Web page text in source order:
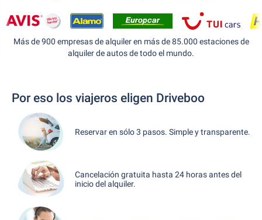
Más de 900 empresas de alquiler en más de 85.000 estaciones de
alquiler de autos de todo el mundo.
Por eso los viajeros eligen Driveboo
Reservar en sólo 3 pasos. Simple y transparente.
Cancelación gratuita hasta 24 horas antes del
inicio del alquiler.